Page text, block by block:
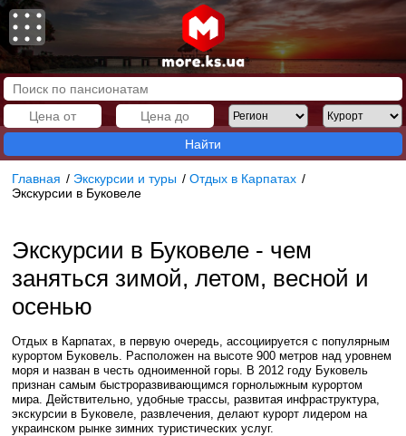
Найти
Главная / Экскурсии и туры /Отдых в Карпатах /
Экскурсии в Буковеле
Экскурсии в Буковеле - чем
заняться зимой, летом, весной и
осенью
Отдых в Карпатах, в первую очередь, ассоциируется с популярным
курортом Буковель. Расположен на высоте 900 метров над уровнем
моря и назван в честь одноименной горы. В 2012 году Буковель
признан самым быстроразвивающимся горнолыжным курортом
мира. Действительно, удобные трассы, развитая инфраструктура,
экскурсии в Буковеле, развлечения, делают курорт лидером на
украинском рынке зимних туристических услуг.